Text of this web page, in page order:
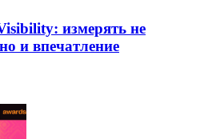
измерять не
и впечатление